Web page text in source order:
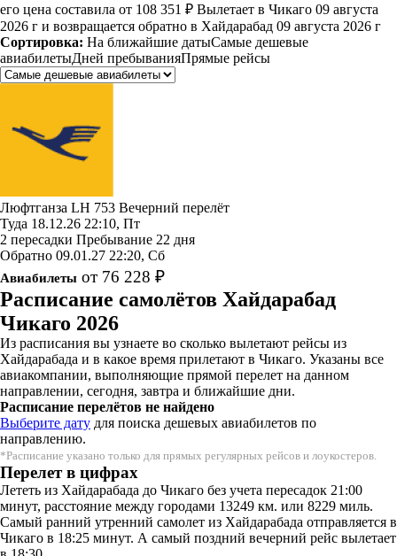
его цена составила от 108 351 ₽ Вылетает в Чикаго 09 августа
2026 г и возвращается обратно в Хайдарабад 09 августа 2026 г
Сортировка: На ближайшие датыСамые дешевые
авиабилетыДней пребыванияПрямые рейсы
Люфтганза LH 753 Вечерний перелёт
Туда 18.12.26 22:10, Пт
2 пересадки Пребывание 22 дня
Обратно 09.01.27 22:20, Сб
Авиабилеты от 76 228 ₽
Расписание самолётов Хайдарабад
Чикаго 2026
Из расписания вы узнаете во сколько вылетают рейсы из
Хайдарабада и в какое время прилетают в Чикаго. Указаны все
авиакомпании, выполняющие прямой перелет на данном
направлении, сегодня, завтра и ближайшие дни.
Расписание перелётов не найдено
Выберите дату для поиска дешевых авиабилетов по
направлению.
*Расписание указано только для прямых регулярных рейсов и лоукостеров.
Перелет в цифрах
Лететь из Хайдарабада до Чикаго без учета пересадок 21:00
минут, расстояние между городами 13249 км. или 8229 миль.
Самый ранний утренний самолет из Хайдарабада отправляется в
Чикаго в 18:25 минут. А самый поздний вечерний рейс вылетает